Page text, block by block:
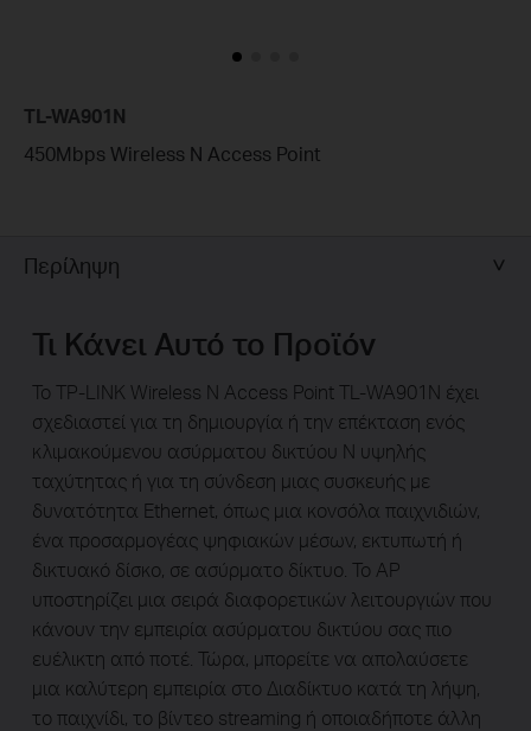
TL-WA901N
450Mbps Wireless N Access Point
Περίληψη
Τι Κάνει Αυτό το Προϊόν
Το TP-LINK Wireless N Access Point TL-WA901N έχει
σχεδιαστεί για τη δημιουργία ή την επέκταση ενός
κλιμακούμενου ασύρματου δικτύου N υψηλής
ταχύτητας ή για τη σύνδεση μιας συσκευής με
δυνατότητα Ethernet, όπως μια κονσόλα παιχνιδιών,
ένα προσαρμογέας ψηφιακών μέσων, εκτυπωτή ή
δικτυακό δίσκο, σε ασύρματο δίκτυο. Το AP
υποστηρίζει μια σειρά διαφορετικών λειτουργιών που
κάνουν την εμπειρία ασύρματου δικτύου σας πιο
ευέλικτη από ποτέ. Τώρα, μπορείτε να απολαύσετε
μια καλύτερη εμπειρία στο Διαδίκτυο κατά τη λήψη,
το παιχνίδι, το βίντεο streaming ή οποιαδήποτε άλλη